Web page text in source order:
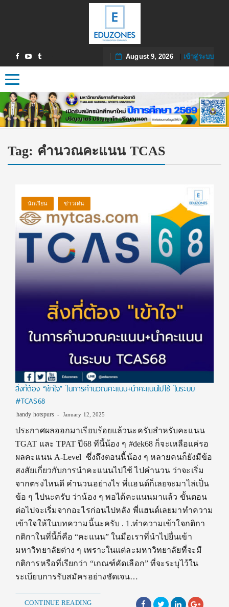
August 9, 2026| เข้าสู่ระบบ
Toggle navigation
Tag: คำนวณคะแนน TCAS
นักเรียน ข่าวเด่น
สิ่งที่ต้อง “เข้าใจ” ในการคำนวณคะแนน+นำคะแนนไปใช้ ในระบบ
#TCAS68
handy hotspurs January 12, 2025
ประกาศผลออกมาเรียบร้อยแล้วนะครับสำหรับคะแนน
TGAT และ TPAT ปี68 ทีนี้น้อง ๆ #dek68 ก็จะเหลือแค่รอ
ผลคะแนน A-Level ซึ่งถึงตอนนี้น้อง ๆ หลายคนก็ยังมีข้อ
สงสัยเกี่ยวกับการนำคะแนนไปใช้ ไปคำนวน ว่าจะเริ่ม
จากตรงไหนดี คำนวนอย่างไร พี่แฮนด์ก็เลยจะมาไล่เป็น
ข้อ ๆ ไปนะครับ ว่าน้อง ๆ พอได้คะแนนมาแล้ว ขั้นตอน
ต่อไปจะเริ่มจากอะไรก่อนไปหลัง พี่แฮนด์เลยมาทำความ
เข้าใจให้ในบทความนี้นะครับ . 1.ทำความเข้าใจกติกา
กติกาในที่นี้ก็คือ “คะแนน” ในมือเราที่นำไปยื่นเข้า
มหาวิทยาลัยต่าง ๆ เพราะในแต่ละมหาวิทยาลัยที่จะมี
กติการหรือที่เรียกว่า “เกณฑ์คัดเลือก” ที่จะระบุไว้ใน
ระเบียบการรับสมัครอย่างชัดเจน…
CONTINUE READING